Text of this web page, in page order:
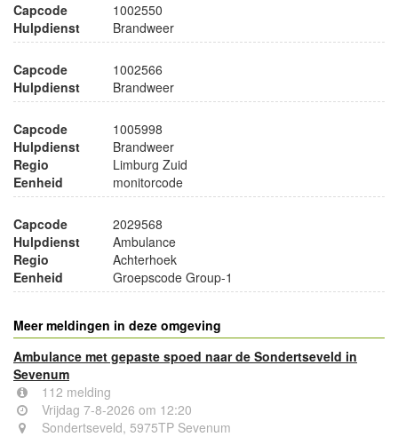
Capcode
1002550
Hulpdienst
Brandweer
Capcode
1002566
Hulpdienst
Brandweer
Capcode
1005998
Hulpdienst
Brandweer
Regio
Limburg Zuid
Eenheid
monitorcode
Capcode
2029568
Hulpdienst
Ambulance
Regio
Achterhoek
Eenheid
Groepscode Group-1
Meer meldingen in deze omgeving
Ambulance met gepaste spoed naar de Sondertseveld in
Sevenum
112 melding
Vrijdag 7-8-2026 om 12:20
Sondertseveld, 5975TP Sevenum